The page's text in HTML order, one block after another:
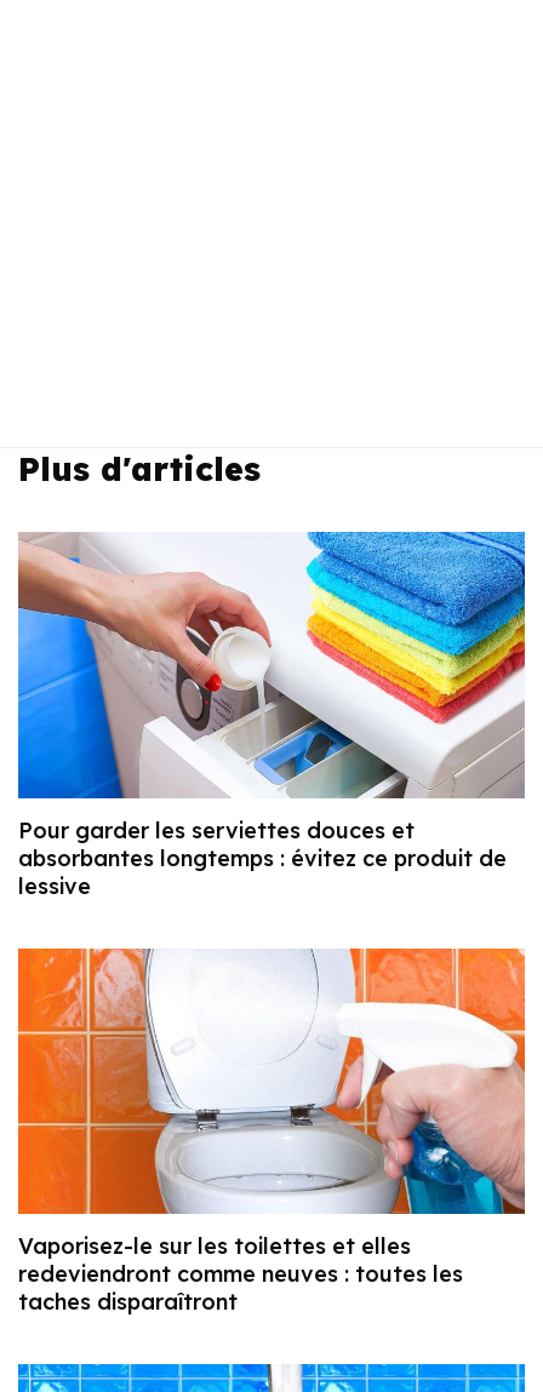
Plus d'articles
Pour garder les serviettes douces et
absorbantes longtemps : évitez ce produit de
lessive
Vaporisez-le sur les toilettes et elles
redeviendront comme neuves : toutes les
taches disparaîtront